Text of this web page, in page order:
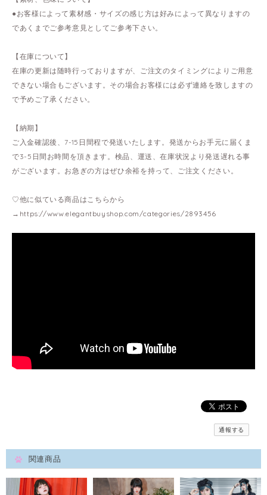
●お客様によって素材感・サイズの感じ方は好みによって異なりますの
であくまでご参考意見としてご参考下さい。
【在庫について】
在庫の更新は随時行っておりますが、ご注文のタイミングによりご用意
できない場合もございます。その場合お客様には必ず連絡を致しますの
で予めご了承ください。
【納期】
ご入金確認後、7-15日間程で発送いたします。発送からお手元に届くま
で3-5日間お時間を頂きます。検品、運送、在庫状況より発送遅れる事
がございます。お急ぎの方はぜひ余裕を持って、ご注文ください。
♡他に似ている商品はこちらから
→ https://www.elegantbuyshop.com/categories/2893456
通報する
関連商品